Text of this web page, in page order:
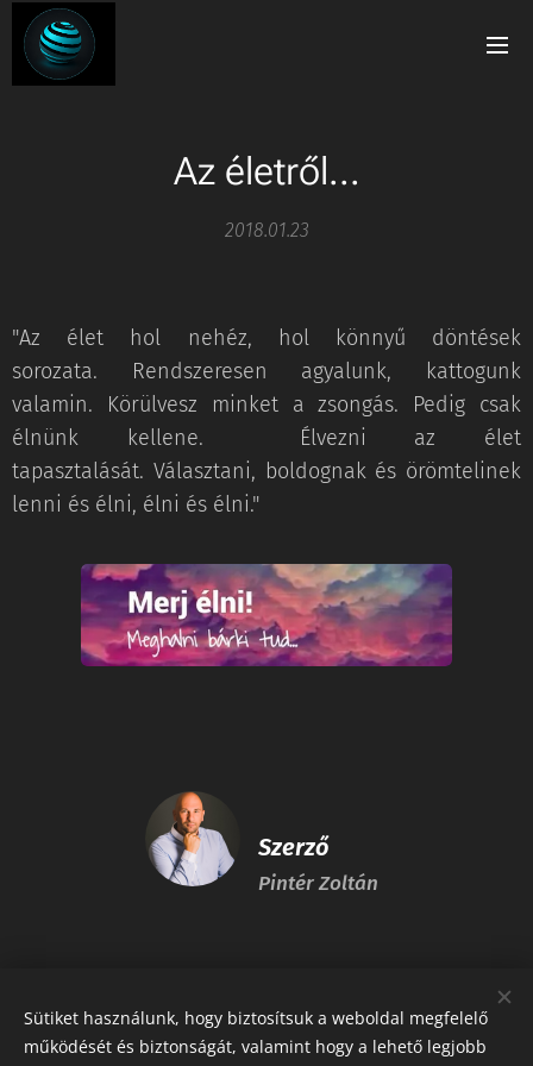
Az életről...
2018.01.23
"Az élet hol nehéz, hol könnyű döntések
sorozata. Rendszeresen agyalunk, kattogunk
valamin. Körülvesz minket a zsongás. Pedig csak
élnünk kellene. Élvezni az élet
tapasztalását. Választani, boldognak és örömtelinek
lenni és élni, élni és élni."
Szerző
Pintér Zoltán
Share
Sütiket használunk, hogy biztosítsuk a weboldal megfelelő
működését és biztonságát, valamint hogy a lehető legjobb